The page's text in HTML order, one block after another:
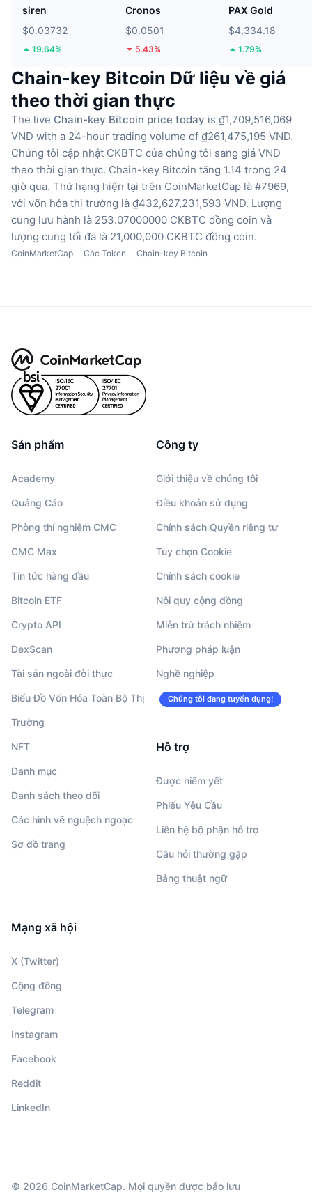
siren
$0.03732
19.64%
Cronos
$0.0501
5.43%
PAX Gold
$4,334.18
1.79%
Chain-key Bitcoin Dữ liệu về giá
theo thời gian thực
The live Chain-key Bitcoin price today is ₫1,709,516,069
VND with a 24-hour trading volume of ₫261,475,195 VND.
Chúng tôi cập nhật CKBTC của chúng tôi sang giá VND
theo thời gian thực. Chain-key Bitcoin tăng 1.14 trong 24
giờ qua. Thứ hạng hiện tại trên CoinMarketCap là #7969,
với vốn hóa thị trường là ₫432,627,231,593 VND. Lượng
cung lưu hành là 253.07000000 CKBTC đồng coin và
lượng cung tối đa là 21,000,000 CKBTC đồng coin.
CoinMarketCap Các Token Chain-key Bitcoin
Sản phẩm
Academy
Quảng Cáo
Phòng thí nghiệm CMC
CMC Max
Tin tức hàng đầu
Bitcoin ETF
Crypto API
DexScan
Tài sản ngoài đời thực
Biểu Đồ Vốn Hóa Toàn Bộ Thị
Trường
NFT
Danh mục
Danh sách theo dõi
Các hình vẽ nguệch ngoạc
Sơ đồ trang
Công ty
Giới thiệu về chúng tôi
Điều khoản sử dụng
Chính sách Quyền riêng tư
Tùy chọn Cookie
Chính sách cookie
Nội quy cộng đồng
Miễn trừ trách nhiệm
Phương pháp luận
Nghề nghiệp
Chúng tôi đang tuyển dụng!
Hỗ trợ
Được niêm yết
Phiếu Yêu Cầu
Liên hệ bộ phận hỗ trợ
Câu hỏi thường gặp
Bảng thuật ngữ
Mạng xã hội
X (Twitter)
Cộng đồng
Telegram
Instagram
Facebook
Reddit
LinkedIn
© 2026 CoinMarketCap. Mọi quyền được bảo lưu